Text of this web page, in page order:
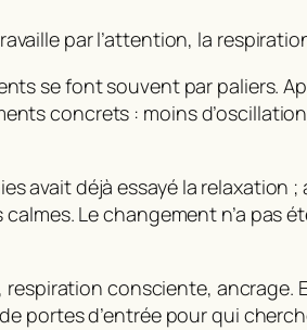
par l’attention, la
se font souvent par paliers.
concrets : moins
avait déjà essayé la
Le changement n’a pas
, respiration consciente, ancrage.
portes d’entrée pour qui